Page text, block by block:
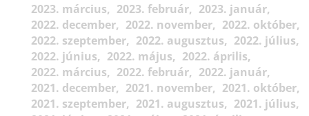
2023. március
2023. február
2023. január
2022. december
2022. november
2022. október
2022. szeptember
2022. augusztus
2022. július
2022. június
2022. május
2022. április
2022. március
2022. február
2022. január
2021. december
2021. november
2021. október
2021. szeptember
2021. augusztus
2021. július